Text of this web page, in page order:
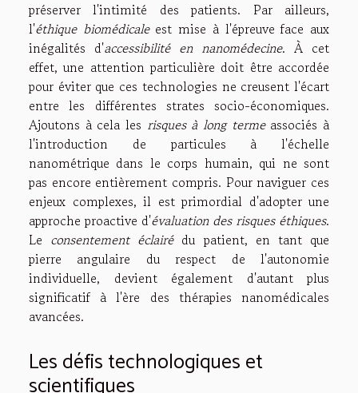
préserver l'intimité des patients. Par ailleurs,
l'éthique biomédicaleest mise à l'épreuve face aux
inégalités d'accessibilité en nanomédecine. À cet
effet, une attention particulière doit être accordée
pour éviter que ces technologies ne creusent l'écart
entre les différentes strates socio-économiques.
Ajoutons à cela les risques à long termeassociés à
l'introduction de particules à l'échelle
nanométrique dans le corps humain, qui ne sont
pas encore entièrement compris. Pour naviguer ces
enjeux complexes, il est primordial d'adopter une
approche proactive d'évaluation des risques éthiques.
Le consentement éclairédu patient, en tant que
pierre angulaire du respect de l'autonomie
individuelle, devient également d'autant plus
significatif à l'ère des thérapies nanomédicales
avancées.
Les défis technologiques et